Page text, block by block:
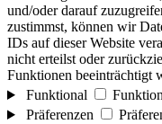
und/oder darauf
zustimmst, können wir
IDs auf dieser Website
nicht erteilst oder
Funktionen beeinträchtigt
Funktional
Präferenzen